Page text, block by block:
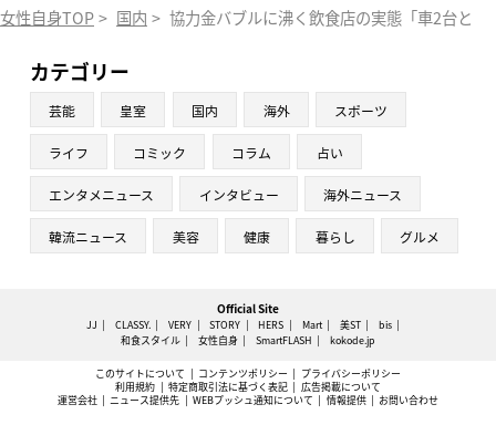
女性自身TOP > 国内 > 協力金バブルに沸く飲食店の実態「車2台と
カテゴリー
芸能 皇室 国内 海外 スポーツ
ライフ コミック コラム 占い
エンタメニュース インタビュー 海外ニュース
韓流ニュース 美容 健康 暮らし グルメ
Official Site
JJ CLASSY. VERY STORY HERS Mart 美ST
bis
和食スタイル
女性自身 SmartFLASH kokode.jp
このサイトについて コンテンツポリシー
プライバシーポリシー
利用規約
特定商取引法に基づく表記
広告掲載について
運営会社
ニュース提供先 WEBプッシュ通知について 情報提供 お問い合わせ